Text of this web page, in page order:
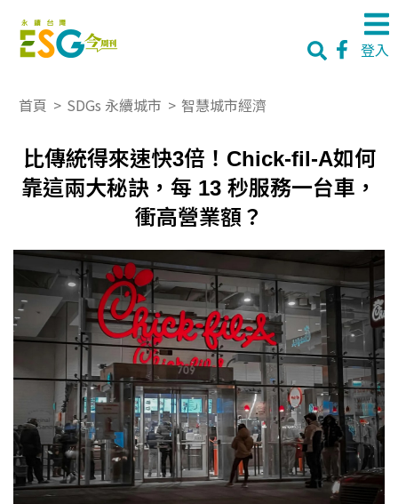
登入
首頁 > SDGs 永續城市 > 智慧城市經濟
比傳統得來速快3倍！Chick-fil-A如何
靠這兩大秘訣，每 13 秒服務一台車，
衝高營業額？